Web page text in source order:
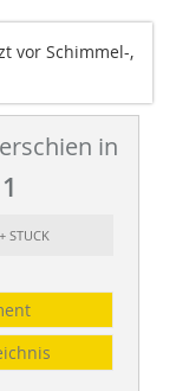
vor Schimmel-,
in
STUCK